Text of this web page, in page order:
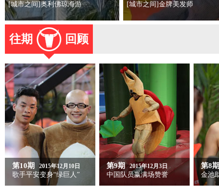
[城市之间]奥利佛琼海游 [城市之间]金牌美发师
往期 回顾
第10期 2015年12月10日
歌手平安变身“绿巨人”
第9期 2015年12月3日
中国队员赢满场赞誉
第8期
金池